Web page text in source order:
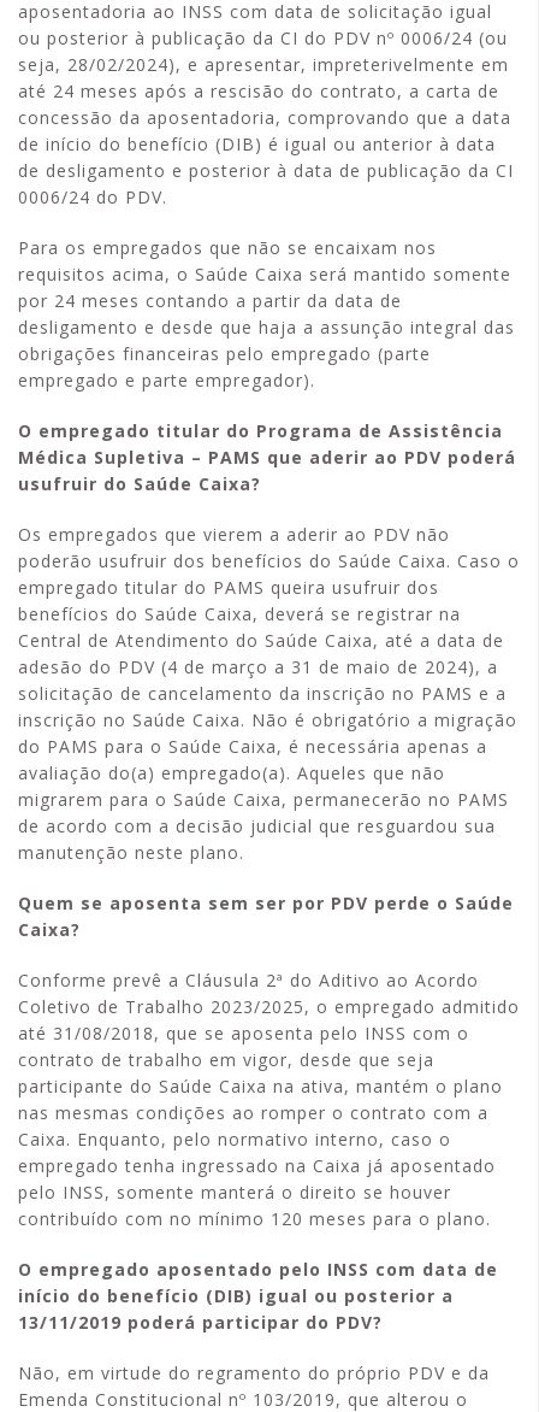
aposentadoria ao INSS com data de solicitação igual
ou posterior à publicação da CI do PDV nº 0006/24 (ou
seja, 28/02/2024), e apresentar, impreterivelmente em
até 24 meses após a rescisão do contrato, a carta de
concessão da aposentadoria, comprovando que a data
de início do benefício (DIB) é igual ou anterior à data
de desligamento e posterior à data de publicação da CI
0006/24 do PDV.
Para os empregados que não se encaixam nos
requisitos acima, o Saúde Caixa será mantido somente
por 24 meses contando a partir da data de
desligamento e desde que haja a assunção integral das
obrigações financeiras pelo empregado (parte
empregado e parte empregador).
O empregado titular do Programa de Assistência
Médica Supletiva – PAMS que aderir ao PDV poderá
usufruir do Saúde Caixa?
Os empregados que vierem a aderir ao PDV não
poderão usufruir dos benefícios do Saúde Caixa. Caso o
empregado titular do PAMS queira usufruir dos
benefícios do Saúde Caixa, deverá se registrar na
Central de Atendimento do Saúde Caixa, até a data de
adesão do PDV (4 de março a 31 de maio de 2024), a
solicitação de cancelamento da inscrição no PAMS e a
inscrição no Saúde Caixa. Não é obrigatório a migração
do PAMS para o Saúde Caixa, é necessária apenas a
avaliação do(a) empregado(a). Aqueles que não
migrarem para o Saúde Caixa, permanecerão no PAMS
de acordo com a decisão judicial que resguardou sua
manutenção neste plano.
Quem se aposenta sem ser por PDV perde o Saúde
Caixa?
Conforme prevê a Cláusula 2ª do Aditivo ao Acordo
Coletivo de Trabalho 2023/2025, o empregado admitido
até 31/08/2018, que se aposenta pelo INSS com o
contrato de trabalho em vigor, desde que seja
participante do Saúde Caixa na ativa, mantém o plano
nas mesmas condições ao romper o contrato com a
Caixa. Enquanto, pelo normativo interno, caso o
empregado tenha ingressado na Caixa já aposentado
pelo INSS, somente manterá o direito se houver
contribuído com no mínimo 120 meses para o plano.
O empregado aposentado pelo INSS com data de
início do benefício (DIB) igual ou posterior a
13/11/2019 poderá participar do PDV?
Não, em virtude do regramento do próprio PDV e da
Emenda Constitucional nº 103/2019, que alterou o